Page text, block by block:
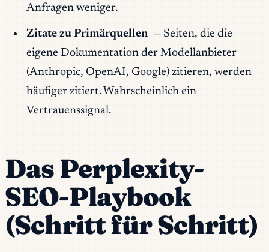
Anfragen weniger.
Zitate zu Primärquellen — Seiten, die die
eigene Dokumentation der Modellanbieter
(Anthropic, OpenAI, Google) zitieren, werden
häufiger zitiert. Wahrscheinlich ein
Vertrauenssignal.
Das Perplexity-
SEO-Playbook
(Schritt für Schritt)